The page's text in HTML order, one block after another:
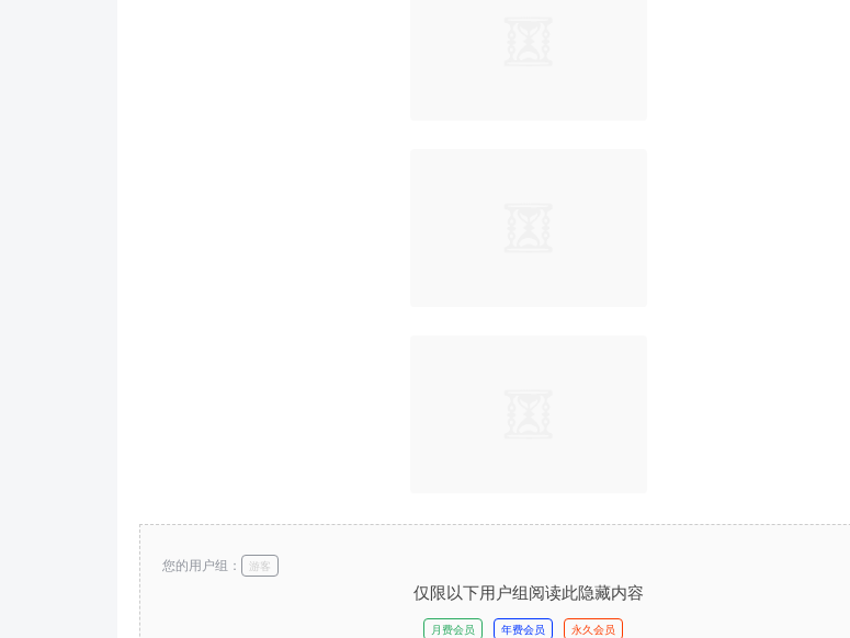
仅限以下用户组阅读此隐藏内容
月费会员 年费会员 永久会员
您的用户组： 游客